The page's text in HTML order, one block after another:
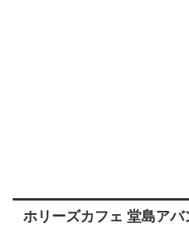
ホリーズカフェ 堂島アバ